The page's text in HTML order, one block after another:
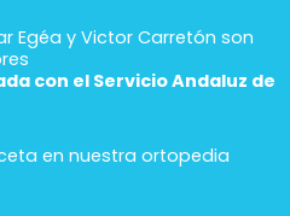
Egéa y Victor Carretón son
con el Servicio Andaluz de
en nuestra ortopedia